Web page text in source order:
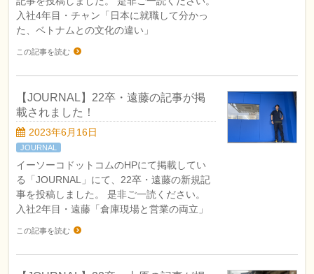
入社4年目・チャン「日本に就職して分かっ
た、ベトナムとの文化の違い」
この記事を読む
【JOURNAL】22卒・遠藤の記事が掲
載されました！
2023年6月16日
JOURNAL
イーソーコドットコムのHPにて掲載してい
る「JOURNAL」にて、22卒・遠藤の新規記
事を投稿しました。 是非ご一読ください。
入社2年目・遠藤「倉庫現場と営業の両立」
この記事を読む